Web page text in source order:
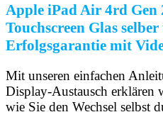
Apple iPad Air 4rd Gen
Touchscreen Glas
Erfolgsgarantie mit
Mit unseren einfachen
Display-Austausch
wie Sie den Wechsel selbst